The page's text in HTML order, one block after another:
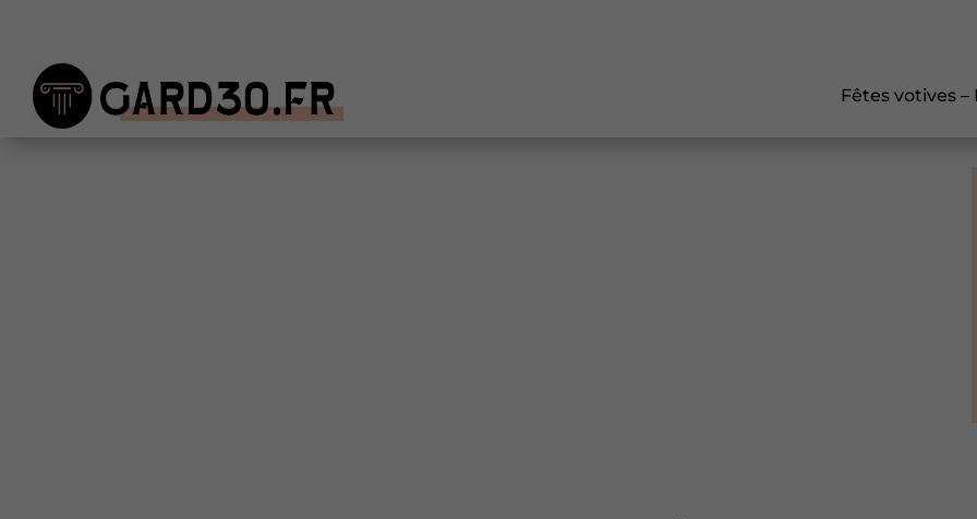
Fêtes votives –